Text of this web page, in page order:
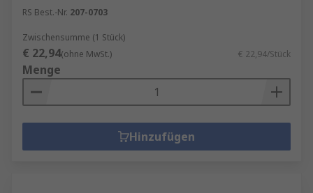
RS Best.-Nr. 207-0703
Zwischensumme (1 Stück)
€ 22,94(ohne MwSt.) € 22,94/Stück
Menge
Hinzufügen